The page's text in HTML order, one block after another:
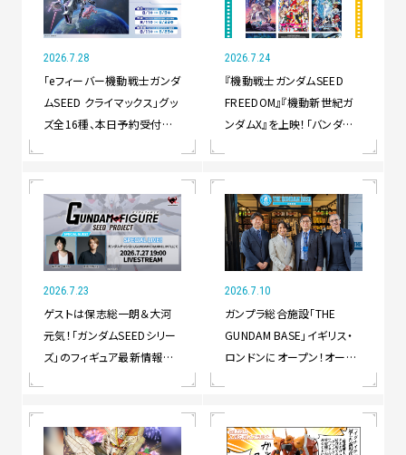
2026.7.28
「eフィーバー機動戦士ガンダ
ムSEED クライマックス」グッ
ズ全16種、本日予約受付開
2026.7.24
『機動戦士ガンダムSEED
FREEDOM』『機動新世紀ガ
ンダムX』を上映！「バンダイ
2026.7.23
ゲストは保志総一朗＆大河
元気！「ガンダムSEEDシリー
ズ」のフィギュア最新情報を
19時配信決定！
2026.7.10
ガンプラ総合施設「THE
GUNDAM BASE」イギリス・
ロンドンにオープン！オープ